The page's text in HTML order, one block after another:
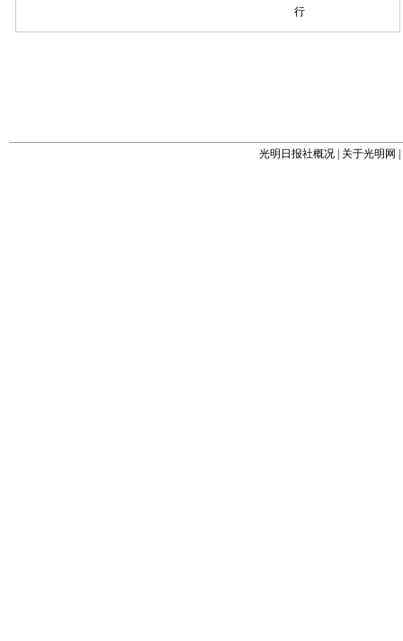
光明日报社概况 关于光明网